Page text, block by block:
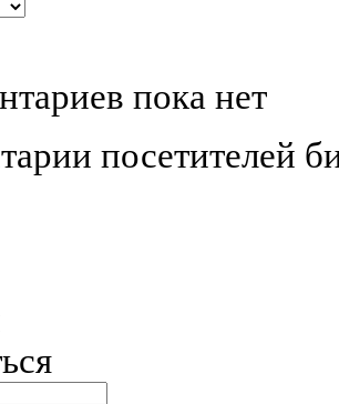
пока нет
посетителей